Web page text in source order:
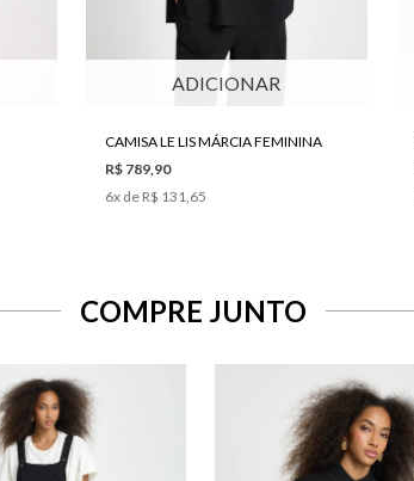
ADICIONAR
CAMISA LE LIS MÁRCIA FEMININA
R$ 789,90
6x de R$ 131,65
COMPRE JUNTO